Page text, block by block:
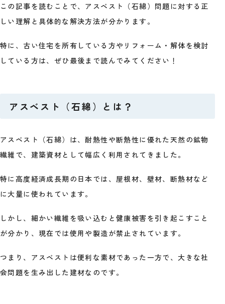
この記事を読むことで、アスベスト（石綿）問題に対する正
しい理解と具体的な解決方法が分かります。
特に、古い住宅を所有している方やリフォーム・解体を検討
している方は、ぜひ最後まで読んでみてください！
アスベスト（石綿）とは？
アスベスト（石綿）は、耐熱性や断熱性に優れた天然の鉱物
繊維で、建築資材として幅広く利用されてきました。
特に高度経済成長期の日本では、屋根材、壁材、断熱材など
に大量に使われています。
しかし、細かい繊維を吸い込むと健康被害を引き起こすこと
が分かり、現在では使用や製造が禁止されています。
つまり、アスベストは便利な素材であった一方で、大きな社
会問題を生み出した建材なのです。